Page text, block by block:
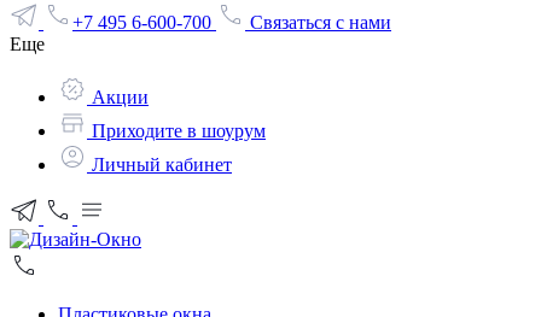
+7 495 6-600-700
Связаться с нами
Еще
Акции
Приходите в шоурум
Личный кабинет